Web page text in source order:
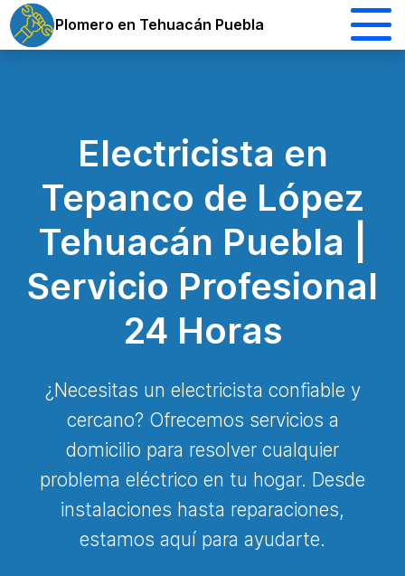
Plomero en Tehuacán Puebla
Electricista en
Tepanco de López
Tehuacán Puebla |
Servicio Profesional
24 Horas
¿Necesitas un electricista confiable y
cercano? Ofrecemos servicios a
domicilio para resolver cualquier
problema eléctrico en tu hogar. Desde
instalaciones hasta reparaciones,
estamos aquí para ayudarte.